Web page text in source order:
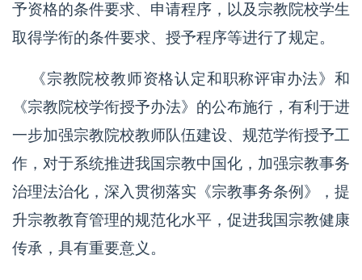
予资格的条件要求、申请程序，以及宗教院校学生
取得学衔的条件要求、授予程序等进行了规定。
《宗教院校教师资格认定和职称评审办法》和
《宗教院校学衔授予办法》的公布施行，有利于进
一步加强宗教院校教师队伍建设、规范学衔授予工
作，对于系统推进我国宗教中国化，加强宗教事务
治理法治化，深入贯彻落实《宗教事务条例》，提
升宗教教育管理的规范化水平，促进我国宗教健康
传承，具有重要意义。